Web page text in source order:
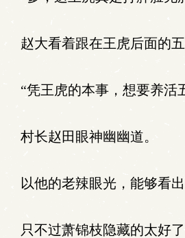
赵大看着跟在王虎后面的五
“凭王虎的本事，想要养活
村长赵田眼神幽幽道。
以他的老辣眼光，能够看
只不过萧锦枝隐藏的太好